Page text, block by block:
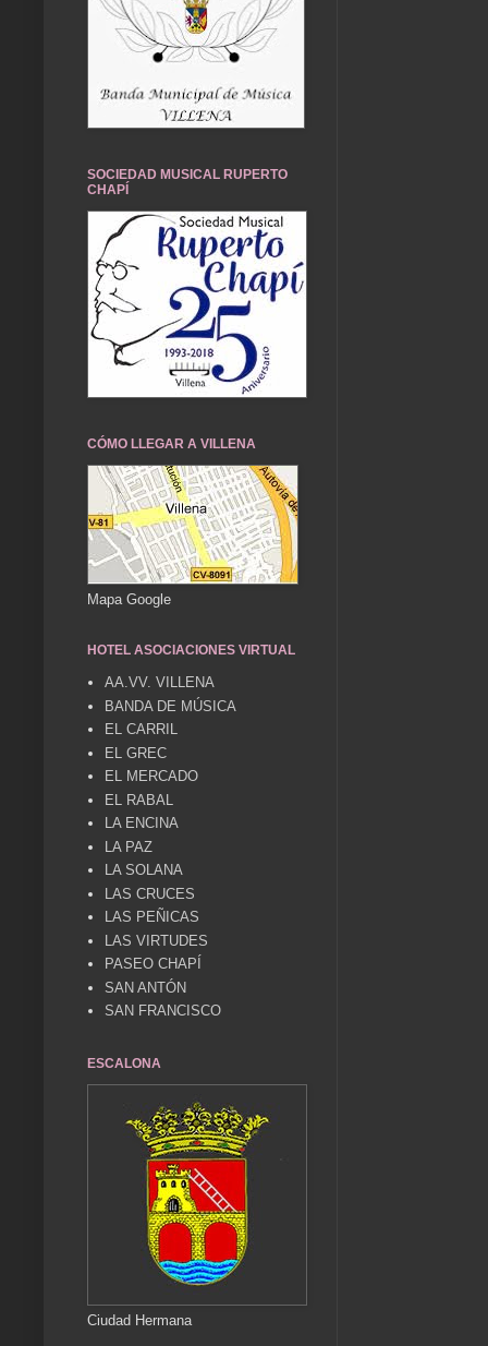
SOCIEDAD MUSICAL RUPERTO
CHAPÍ
CÓMO LLEGAR A VILLENA
Mapa Google
HOTEL ASOCIACIONES VIRTUAL
AA.VV. VILLENA
BANDA DE MÚSICA
EL CARRIL
EL GREC
EL MERCADO
EL RABAL
LA ENCINA
LA PAZ
LA SOLANA
LAS CRUCES
LAS PEÑICAS
LAS VIRTUDES
PASEO CHAPÍ
SAN ANTÓN
SAN FRANCISCO
ESCALONA
Ciudad Hermana